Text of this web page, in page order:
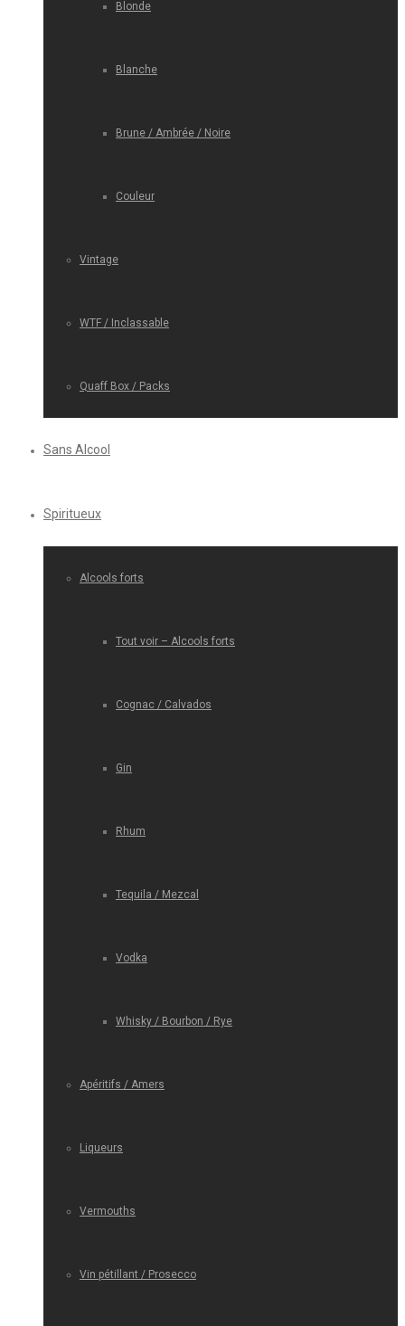
Blonde
Blanche
Brune / Ambrée / Noire
Couleur
Vintage
WTF / Inclassable
Quaff Box / Packs
Sans Alcool
Spiritueux
Alcools forts
Tout voir – Alcools forts
Cognac / Calvados
Gin
Rhum
Tequila / Mezcal
Vodka
Whisky / Bourbon / Rye
Apéritifs / Amers
Liqueurs
Vermouths
Vin pétillant / Prosecco